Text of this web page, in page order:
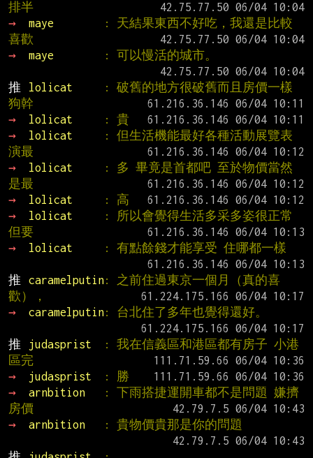
排半
→
maye
: 天結果東西不好吃，我還是比較
喜歡
→
maye
: 可以慢活的城市。
推
lolicat
: 破舊的地方很破舊而且房價一樣
狗幹
→
lolicat : 貴
→
lolicat
: 但生活機能最好各種活動展覽表
演最
→
lolicat
: 多 畢竟是首都吧 至於物價當然
是最
→
lolicat : 高
→
lolicat
: 所以會覺得生活多采多姿很正常
但要
→
lolicat
: 有點餘錢才能享受 住哪都一樣
推
caramelputin: 之前住過東京一個月（真的喜
歡），
→
caramelputin: 台北住了多年也覺得還好。
推
judasprist
: 我在信義區和港區都有房子 小港
區完
→
judasprist : 勝
→
arnbition
: 下雨搭捷運開車都不是問題 嫌擠
房價
→
arnbition
: 貴物價貴那是你的問題